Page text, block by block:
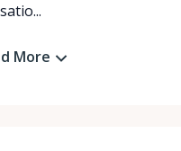
More